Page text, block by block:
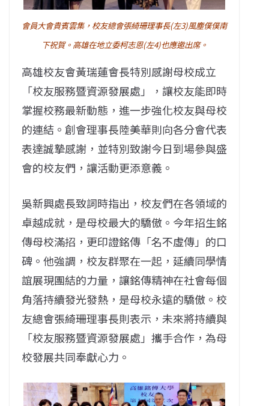
會員大會貴賓雲集，校友總會張綺珊理事長(左3)風塵僕僕南
下祝賀。高雄在地立委柯志恩(左4)也應邀出席。
高雄校友會黃瑞蓮會長特別感謝母校成立
「校友服務暨資源發展處」，讓校友能即時
掌握校務最新動態，進一步強化校友與母校
的連結。創會理事長陸美華則向各分會代表
表達誠摯感謝，並特別致謝今日到場參與盛
會的校友們，讓活動更添意義。
吳新興處長致詞時指出，校友們在各領域的
卓越成就，是母校最大的驕傲。今年招生銘
傳母校滿招，更印證銘傳「名不虛傳」的口
碑。他強調，校友群聚在一起，延續同學情
誼展現團結的力量，讓銘傳精神在社會每個
角落持續發光發熱，是母校永遠的驕傲。校
友總會張綺珊理事長則表示，未來將持續與
「校友服務暨資源發展處」攜手合作，為母
校發展共同奉獻心力。